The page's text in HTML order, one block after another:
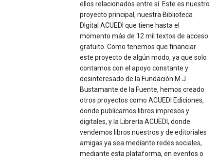
ellos relacionados entre sí. Este es nuestro
proyecto principal, nuestra Biblioteca
DIgital ACUEDI que tiene hasta el
momento más de 12 mil textos de acceso
gratuito. Como tenemos que financiar
este proyecto de algún modo, ya que solo
contamos con el apoyo constante y
desinteresado de la Fundación M.J.
Bustamante de la Fuente, hemos creado
otros proyectos como ACUEDI Ediciones,
donde publicamos libros impresos y
digitales, y la Librería ACUEDI, donde
vendemos libros nuestros y de editoriales
amigas ya sea mediante redes sociales,
mediante esta plataforma, en eventos o